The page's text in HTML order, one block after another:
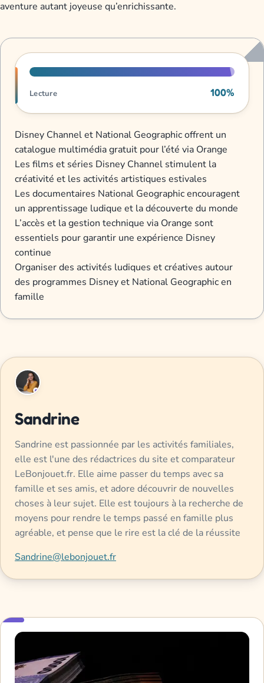
aventure autant joyeuse qu’enrichissante.
Progression de lecture
Lecture 100%
Disney Channel et National Geographic offrent un
catalogue multimédia gratuit pour l’été via Orange
Les films et séries Disney Channel stimulent la
créativité et les activités artistiques estivales
Les documentaires National Geographic encouragent
un apprentissage ludique et la découverte du monde
L’accès et la gestion technique via Orange sont
essentiels pour garantir une expérience Disney
continue
Organiser des activités ludiques et créatives autour
des programmes Disney et National Geographic en
famille
Sandrine
Sandrine est passionnée par les activités familiales,
elle est l'une des rédactrices du site et comparateur
LeBonjouet.fr. Elle aime passer du temps avec sa
famille et ses amis, et adore découvrir de nouvelles
choses à leur sujet. Elle est toujours à la recherche de
moyens pour rendre le temps passé en famille plus
agréable, et pense que le rire est la clé de la réussite
Sandrine@lebonjouet.fr